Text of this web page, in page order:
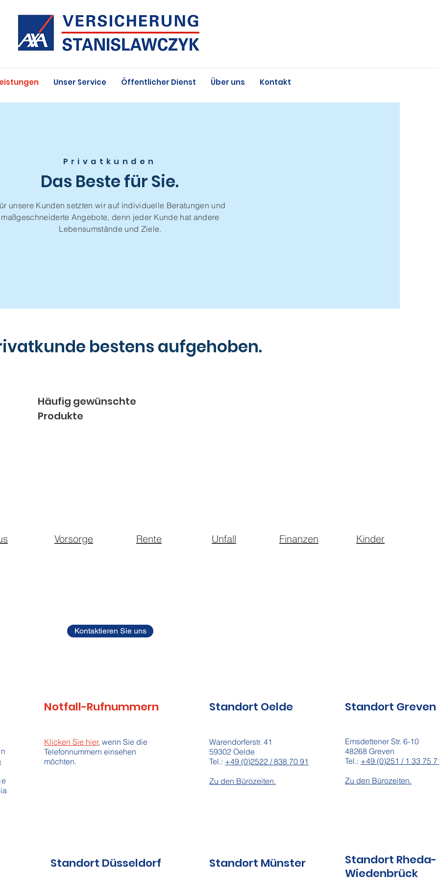
Unser Service Öffentlicher Dienst Über uns Kontakt
Privatkunden
Das Beste für Sie.
unsere Kunden setzten wir auf individuelle Beratungen und
maßgeschneiderte Angebote, denn jeder Kunde hat andere
Lebensumstände und Ziele.
bestens aufgehoben.
Häufig gewünschte
Produkte
Vorsorge Rente Unfall Finanzen Kinder
Kontaktieren Sie uns
Notfall-Rufnummern
Klicken Sie hier, wenn Sie die
Telefonnummern einsehen
möchten.
Standort Oelde
Warendorferstr. 41
59302 Oelde
Tel.: +49 (0)2522 / 838 70 91
Zu den Bürozeiten.
Standort Greven
Emsdettener Str. 6-10
48268 Greven
Tel.: +49 (0)251 / 1 33 75
Zu den Bürozeiten.
Standort Düsseldorf Standort Münster
Standort Rheda-
Wiedenbrück